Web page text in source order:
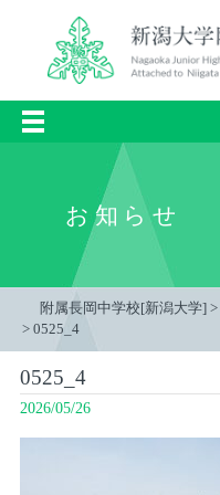
お知らせ
附属長岡中学校[新潟大学] >
> 0525_4
0525_4
2026/05/26